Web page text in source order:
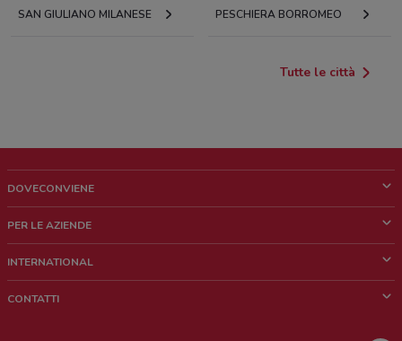
SAN GIULIANO MILANESE PESCHIERA BORROMEO
Tutte le città
DOVECONVIENE
Chi siamo
Lavora con noi
PER LE AZIENDE
Richieste commerciali e marketing
INTERNATIONAL
CONTATTI